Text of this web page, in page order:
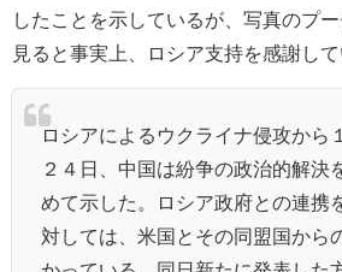
したことを示しているが、写真のプ
見ると事実上、ロシア支持を感謝して
ロシアによるウクライナ侵攻から
２４日、中国は紛争の政治的解決
めて示した。ロシア政府との連携
対しては、米国とその同盟国から